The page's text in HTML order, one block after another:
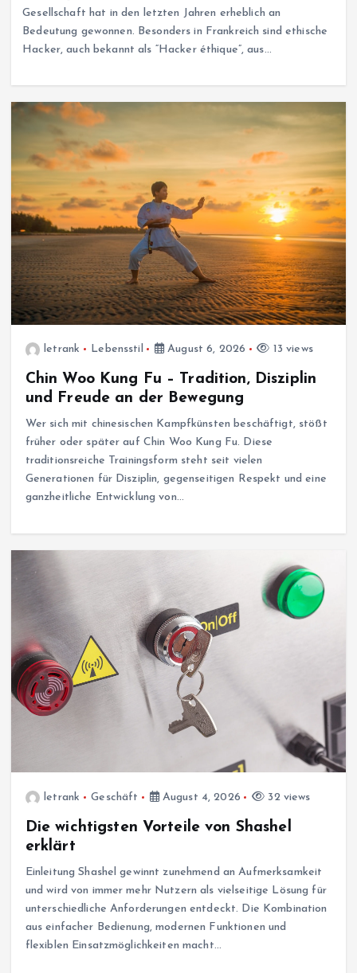
Gesellschaft hat in den letzten Jahren erheblich an
Bedeutung gewonnen. Besonders in Frankreich sind ethische
Hacker, auch bekannt als “Hacker éthique”, aus…
letrank Lebensstil August 6, 2026 13 views
Chin Woo Kung Fu – Tradition, Disziplin
und Freude an der Bewegung
Wer sich mit chinesischen Kampfkünsten beschäftigt, stößt
früher oder später auf Chin Woo Kung Fu. Diese
traditionsreiche Trainingsform steht seit vielen
Generationen für Disziplin, gegenseitigen Respekt und eine
ganzheitliche Entwicklung von…
letrank Geschäft August 4, 2026 32 views
Die wichtigsten Vorteile von Shashel
erklärt
Einleitung Shashel gewinnt zunehmend an Aufmerksamkeit
und wird von immer mehr Nutzern als vielseitige Lösung für
unterschiedliche Anforderungen entdeckt. Die Kombination
aus einfacher Bedienung, modernen Funktionen und
flexiblen Einsatzmöglichkeiten macht…